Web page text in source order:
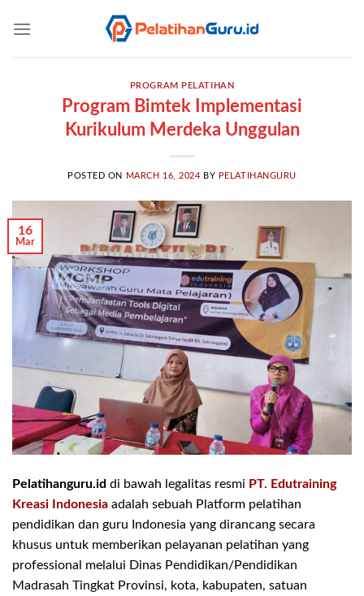
PROGRAM PELATIHAN
Program Bimtek Implementasi
Kurikulum Merdeka Unggulan
POSTED ON MARCH 16, 2024 BY PELATIHANGURU
16
Mar
Pelatihanguru.id di bawah legalitas resmi PT. Edutraining
Kreasi Indonesia adalah sebuah Platform pelatihan
pendidikan dan guru Indonesia yang dirancang secara
khusus untuk memberikan pelayanan pelatihan yang
professional melalui Dinas Pendidikan/Pendidikan
Madrasah Tingkat Provinsi, kota, kabupaten, satuan